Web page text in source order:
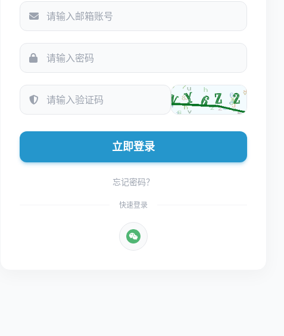
立即登录
忘记密码？
快速登录